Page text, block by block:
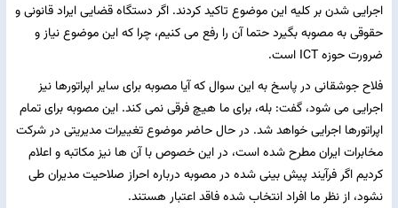
اجرایی شدن بر کلیه این موضوع تاکید کردند. اگر دستگاه قضایی ایراد قانونی و
حقوقی به مصوبه بگیرد حتما آن را رفع می کنیم، چرا که این موضوع نیاز و
ضرورت حوزه ICT است.
فلاح جوشقانی در پاسخ به این سوال که آیا مصوبه برای سایر اپراتورها نیز
اجرایی می شود، گفت: بله، برای ما هیچ فرقی نمی کند. این مصوبه برای تمام
اپراتورها اجرایی خواهد شد. در حال حاضر موضوع تغییرات مدیریتی در شرکت
مخابرات ایران مطرح شده است، در این خصوص با آن ها نیز مکاتبه و اعلام
کردیم اگر فرآیند پیش بینی شده در مصوبه درباره احراز صلاحیت مدیران طی
نشود، از نظر ما افراد انتخاب شده فاقد اعتبار هستند.